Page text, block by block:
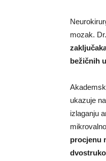
mozak.
bežičnih
ukazuje
izlaganju
procjenu